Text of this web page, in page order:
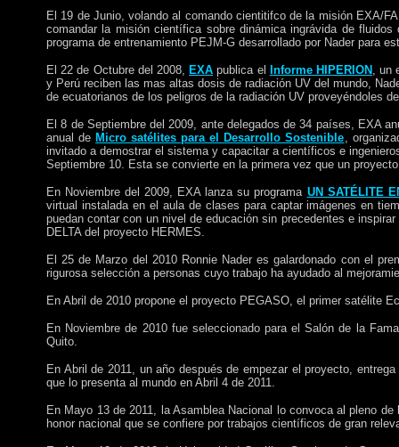
El 19 de Junio, volando al comando cientitifco de la misión EXA/
comandar la misión científica sobre dinámica ingrávida de
programa de entrenamiento PEJM-G desarrollado por Nader para
El 22 de Octubre del 2008, EXA publica el Informe HIPERION , un
y Perú reciben las mas altas dosis de radiación UV del mundo,
de ecuatorianos de los peligros de la radiación UV proveyéndoles
El 8 de Septiembre del 2009, ante delegados de 34 países, EXA
anual de Micro satélites para el Desarrollo Sostenible,
invitado a demostrar el sistema y capacitar a científicos e
Septiembre 10. Esta se convierte en la primera vez que un
En Noviembre del 2009, EXA lanza su programa UN SATÉLITE
virtual instalada en el aula de clases para captar imágenes en
puedan contar con un nivel de educación sin precedentes e
DELTA del proyecto HERMES.
El 25 de Marzo del 2010 Ronnie Nader es galardonado con el
rigurosa selección a personas cuyo trabajo ha ayudado al
En Abril de 2010 propone el proyecto PEGASO, el primer satélite
En Noviembre de 2010 fue seleccionado para el Salón de la
Quito.
En Abril de 2011, un año después de empezar el proyecto,
que lo presenta al mundo en Abril 4 de 2011.
En Mayo 13 de 2011, la Asamblea Nacional lo convoca al pleno
honor nacional que se confiere por trabajos científicos de gran